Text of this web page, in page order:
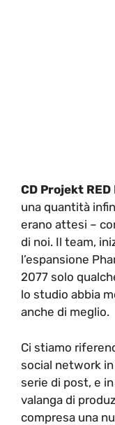
CD Projekt RED
una quantità
erano attesi –
di noi. Il team,
l’espansione
2077 solo
lo studio abbia
anche di meglio.
Ci stiamo
social network
serie di post, e
valanga di
compresa una